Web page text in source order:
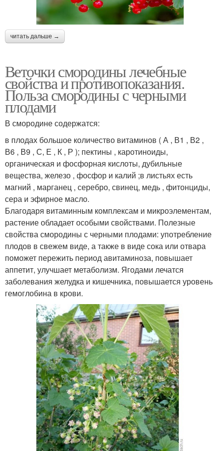
читать дальше →
Веточки смородины лечебные
свойства и противопоказания.
Польза смородины с черными
плодами
В смородине содержатся:
в плодах большое количество витаминов ( А , В1 , В2 ,
В6 , В9 , С, Е , К , Р ); пектины , каротиноиды,
органическая и фосфорная кислоты, дубильные
вещества, железо , фосфор и калий ;в листьях есть
магний , марганец , серебро, свинец, медь , фитонциды,
сера и эфирное масло.
Благодаря витаминным комплексам и микроэлементам,
растение обладает особыми свойствами. Полезные
свойства смородины с черными плодами: употребление
плодов в свежем виде, а также в виде сока или отвара
поможет пережить период авитаминоза, повышает
аппетит, улучшает метаболизм. Ягодами лечатся
заболевания желудка и кишечника, повышается уровень
гемоглобина в крови.